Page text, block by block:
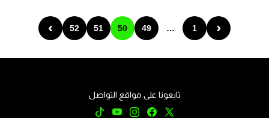
‹
1
…
49
50
51
52
›
تابعونا على مواقع التواصل